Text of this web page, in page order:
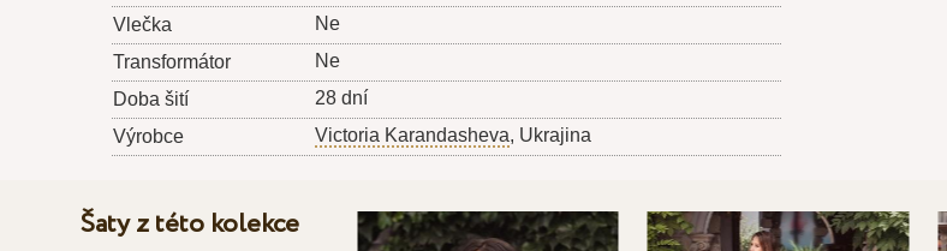
Vlečka
Ne
Transformátor
Ne
Doba šití
28 dní
Výrobce
Victoria Karandasheva, Ukrajina
Šaty z této kolekce